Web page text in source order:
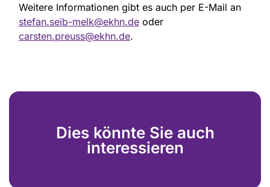
Weitere Informationen gibt es auch per E-Mail an
stefan.seib-melk@ekhn.de oder
carsten.preuss@ekhn.de.
Dies könnte Sie auch
interessieren